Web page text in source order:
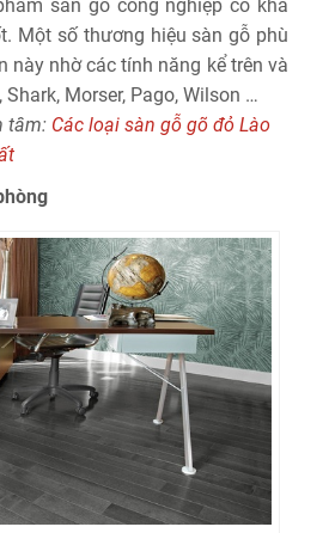
sàn gỗ công nghiệp có khả
Một số thương hiệu sàn gỗ phù
này nhờ các tính năng kể trên và
Morser, Pago, Wilson …
tâm: Các loại sàn gỗ gõ đỏ Lào